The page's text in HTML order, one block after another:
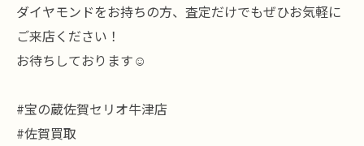
ダイヤモンドをお持ちの方、査定だけでもぜひお気軽に
ご来店ください！
お待ちしております☺️
#宝の蔵佐賀セリオ牛津店
#佐賀買取